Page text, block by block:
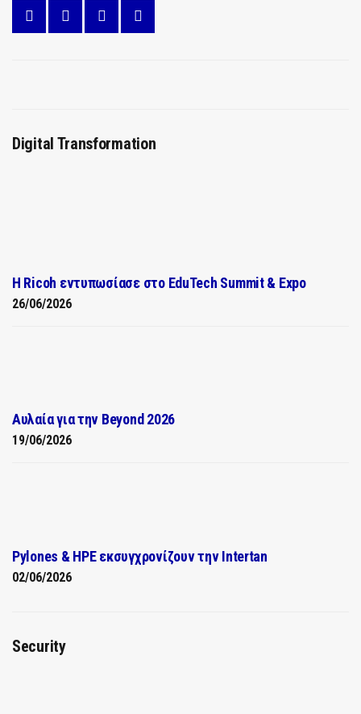
Digital Transformation
Η Ricoh εντυπωσίασε στο EduTech Summit & Expo
26/06/2026
Αυλαία για την Beyond 2026
19/06/2026
Pylones & HPE εκσυγχρονίζουν την Intertan
02/06/2026
Security